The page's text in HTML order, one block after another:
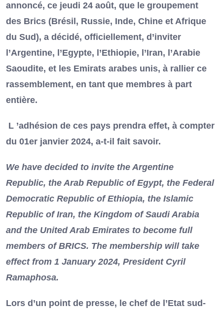
annoncé, ce jeudi 24 août, que le groupement
des Brics (Brésil, Russie, Inde, Chine et Afrique
du Sud), a décidé, officiellement, d’inviter
l’Argentine, l’Egypte, l’Ethiopie, l’Iran, l’Arabie
Saoudite, et les Emirats arabes unis, à rallier ce
rassemblement, en tant que membres à part
entière.
L ’adhésion de ces pays prendra effet, à compter
du 01er janvier 2024, a-t-il fait savoir.
We have decided to invite the Argentine
Republic, the Arab Republic of Egypt, the Federal
Democratic Republic of Ethiopia, the Islamic
Republic of Iran, the Kingdom of Saudi Arabia
and the United Arab Emirates to become full
members of BRICS. The membership will take
effect from 1 January 2024, President Cyril
Ramaphosa.
Lors d’un point de presse, le chef de l’Etat sud-